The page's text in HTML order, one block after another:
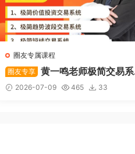
圈友专属课程
圈友专享
黄一鸣老师极简交易系
统 2026-07-09 465 33